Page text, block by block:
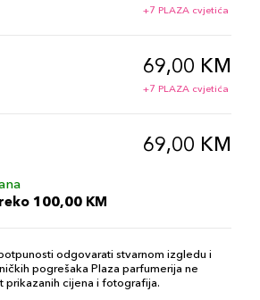
+7 PLAZA cvjetića
69,00 KM
+7 PLAZA cvjetića
69,00 KM
100,00 KM
odgovarati stvarnom izgledu i
pogrešaka Plaza parfumerija ne
prikazanih cijena i fotografija.